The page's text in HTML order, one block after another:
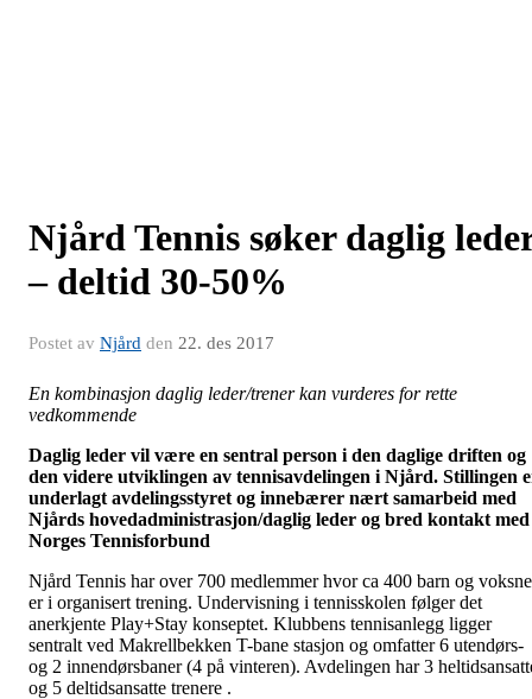
Njård Tennis søker daglig
– deltid 30-50%
Postet av Njård den 22. des 2017
En kombinasjon daglig leder/trener kan vurderes for rette
vedkommende
Daglig leder vil være en sentral person i den daglige driften og
den videre utviklingen av tennisavdelingen i Njård. Stillingen
underlagt avdelingsstyret og innebærer nært samarbeid med
Njårds hovedadministrasjon/daglig leder og bred kontakt med
Norges Tennisforbund
Njård Tennis har over 700 medlemmer hvor ca 400 barn og voksne
er i organisert trening. Undervisning i tennisskolen følger det
anerkjente Play+Stay konseptet. Klubbens tennisanlegg ligger
sentralt ved Makrellbekken T-bane stasjon og omfatter 6 utendørs-
og 2 innendørsbaner (4 på vinteren). Avdelingen har 3
og 5 deltidsansatte trenere .